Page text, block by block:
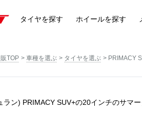
タイヤを探す ホイールを探す
TOP 車種を選ぶ タイヤを選ぶ PRIMACY
ラン) PRIMACY SUV+の20インチのサマ